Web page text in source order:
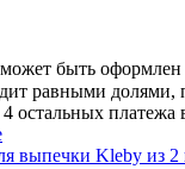
быть оформлен
равными долями,
4 остальных
выпечки Kleby из 2